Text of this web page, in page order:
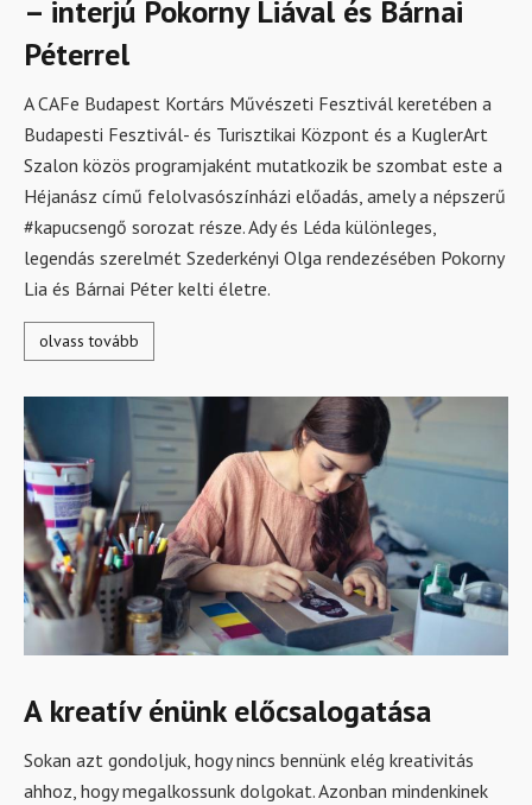
– interjú Pokorny Liával és Bárnai
Péterrel
A CAFe Budapest Kortárs Művészeti Fesztivál keretében a
Budapesti Fesztivál- és Turisztikai Központ és a KuglerArt
Szalon közös programjaként mutatkozik be szombat este a
Héjanász című felolvasószínházi előadás, amely a népszerű
#kapucsengő sorozat része. Ady és Léda különleges,
legendás szerelmét Szederkényi Olga rendezésében Pokorny
Lia és Bárnai Péter kelti életre.
olvass tovább
A kreatív énünk előcsalogatása
Sokan azt gondoljuk, hogy nincs bennünk elég kreativitás
ahhoz, hogy megalkossunk dolgokat. Azonban mindenkinek